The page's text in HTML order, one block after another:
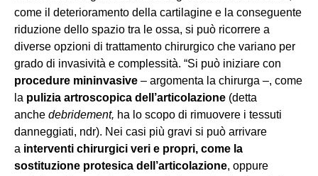
come il deterioramento della cartilagine e la conseguente
riduzione dello spazio tra le ossa, si può ricorrere a
diverse opzioni di trattamento chirurgico che variano per
grado di invasività e complessità. “Si può iniziare con
procedure mininvasive – argomenta la chirurga –, come
la pulizia artroscopica dell’articolazione (detta
anche debridement, ha lo scopo di rimuovere i tessuti
danneggiati, ndr). Nei casi più gravi si può arrivare
a interventi chirurgici veri e propri, come la
sostituzione protesica dell’articolazione, oppure